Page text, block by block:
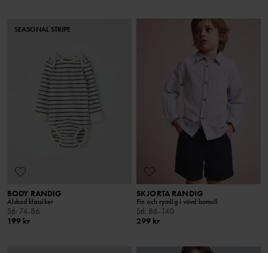
SEASONAL STRIPE
BODY RANDIG
Älskad klassiker
Stl: 74-86
199 kr
SKJORTA RANDIG
Fin och rymlig i vävd bomull
Stl: 86-140
299 kr